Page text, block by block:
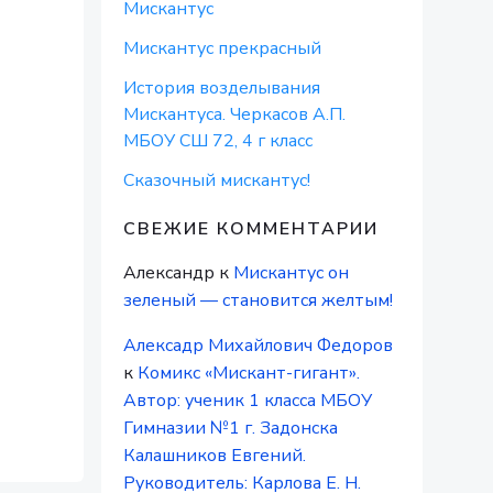
Мискантус
Мискантус прекрасный
История возделывания
Мискантуса. Черкасов А.П.
МБОУ СШ 72, 4 г класс
Сказочный мискантус!
СВЕЖИЕ КОММЕНТАРИИ
Александр к Мискантус он
зеленый — становится желтым!
Алексадр Михайлович Федоров
к Комикс «Мискант-гигант».
Автор: ученик 1 класса МБОУ
Гимназии №1 г. Задонска
Калашников Евгений.
Руководитель: Карлова Е. Н.